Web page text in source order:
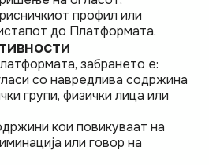
профил или
до Платформата.
забрането е:
со навредлива содржина
групи, физички лица или
кои повикуваат на
или говор на